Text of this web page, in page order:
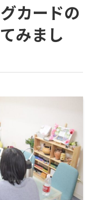
カードの
みまし